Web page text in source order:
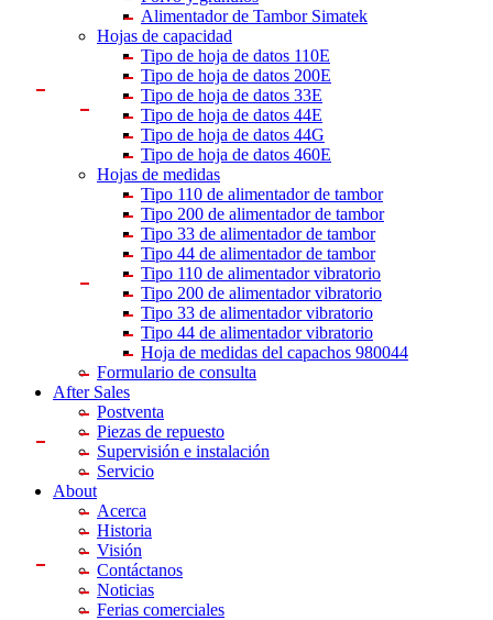
Alimentador de Tambor Simatek
Hojas de capacidad
Tipo de hoja de datos 110E
Tipo de hoja de datos 200E
Tipo de hoja de datos 33E
Tipo de hoja de datos 44E
Tipo de hoja de datos 44G
Tipo de hoja de datos 460E
Hojas de medidas
Tipo 110 de alimentador de tambor
Tipo 200 de alimentador de tambor
Tipo 33 de alimentador de tambor
Tipo 44 de alimentador de tambor
Tipo 110 de alimentador vibratorio
Tipo 200 de alimentador vibratorio
Tipo 33 de alimentador vibratorio
Tipo 44 de alimentador vibratorio
Hoja de medidas del capachos 980044
Formulario de consulta
After Sales
Postventa
Piezas de repuesto
Supervisión e instalación
Servicio
About
Acerca
Historia
Visión
Contáctanos
Noticias
Ferias comerciales